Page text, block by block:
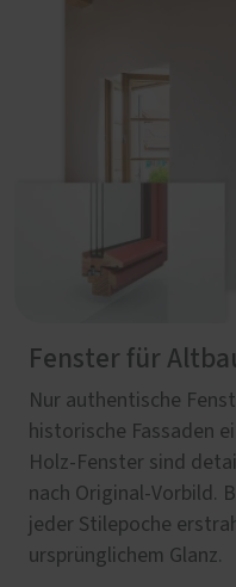
Fenster für
Nur authentische
historische Fassaden
Holz-Fenster sind
nach Original-Vorbild.
jeder Stilepoche
ursprünglichem Glanz.